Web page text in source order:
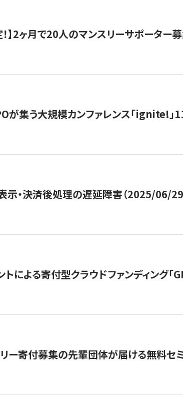
】2ヶ月で20人のマンスリーサポーター
が集う大規模カンファレンス「ignite!」
示・決済後処理の遅延障害（2025/06/29
による寄付型クラウドファンディング
リー寄付募集の先輩団体が届ける無料セ